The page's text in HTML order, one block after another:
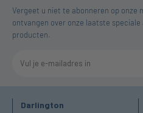
Vergeet u niet te abonneren op onze
ontvangen over onze laatste speciale
producten.
Darlington